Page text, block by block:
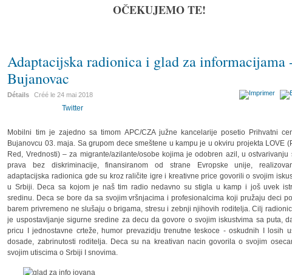
OČEKUJEMO TE!
Adaptacijska radionica i glad za informacijama
Bujanovac
Détails Créé le24 mai 2018
Twitter
Mobilni tim je zajedno sa timom APC/CZA južne kancelarije posetio Prihvatni
Bujanovcu 03. maja. Sa grupom dece smeštene u kampu je u okviru projekta LOVE
Red, Vrednosti) – za migrante/azilante/osobe kojima je odobren azil, u ostvarivanju
prava bez diskriminacije, finansiranom od strane Evropske unije,
adaptacijska radionica gde su kroz raličite igre i kreativne price govorili o svojim
u Srbiji. Deca sa kojom je naš tim radio nedavno su stigla u kamp i još uvek
sredinu. Deca se bore da sa svojim vršnjacima i profesionalcima koji pružaju deci
barem privremeno ne slušaju o brigama, stresu i zebnji njihovih roditelja. Cilj
je uspostavljanje sigurne sredine za decu da govore o svojim iskustvima sa puta,
pricu I jednostavne crteže, humor prevazidju trenutne teskoce - oskudnih I losih
dosade, zabrinutosti roditelja. Deca su na kreativan nacin govorila o svojim
svojim utiscima o Srbiji I snovima.